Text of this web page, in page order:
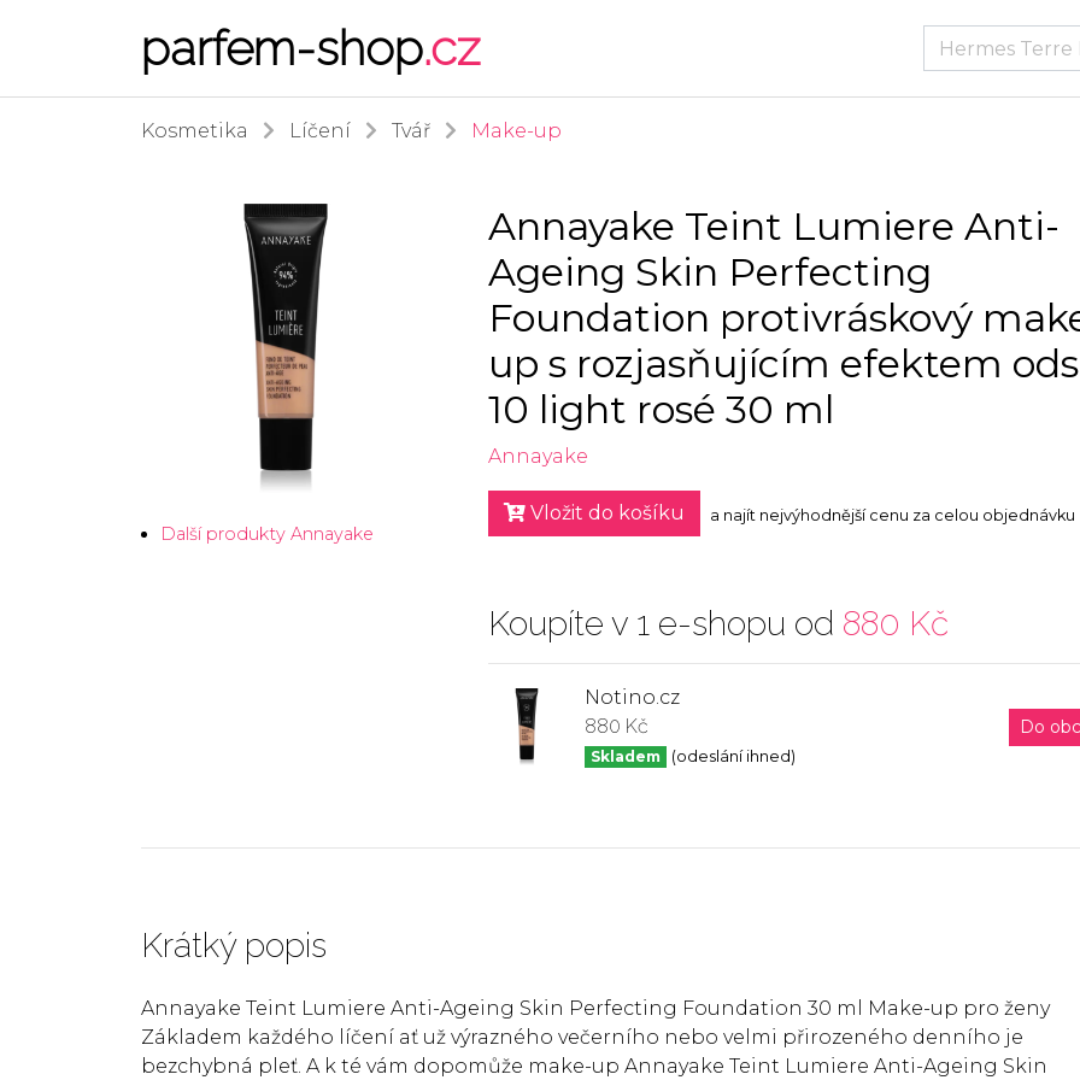
parfem-shop.cz
Kosmetika Líčení Tvář Make-up
Další produkty Annayake
Annayake Teint Lumiere Anti-
Ageing Skin Perfecting
Foundation protivráskový
up s rozjasňujícím efektem
10 light rosé 30 ml
Annayake
Vložit do košíku a najít nejvýhodnější cenu za celou objednávku
Koupíte v 1 e-shopu od 880 Kč
Notino.cz
880 Kč
Skladem (odeslání ihned)
Do
Krátký popis
Annayake Teint Lumiere Anti-Ageing Skin Perfecting Foundation 30 ml Make-up pro ženy
Základem každého líčení ať už výrazného večerního nebo velmi přirozeného denního je
bezchybná pleť. A k té vám dopomůže make-up Annayake Teint Lumiere Anti-Ageing Skin